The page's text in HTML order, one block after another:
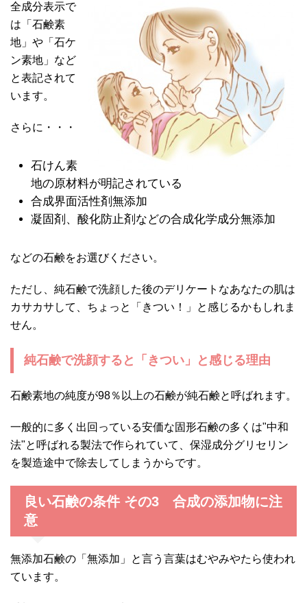
全成分表示で
は「石鹸素
地」や「石ケ
ン素地」など
と表記されて
います。
さらに・・・
石けん素
地の原材料が明記されている
合成界面活性剤無添加
凝固剤、酸化防止剤などの合成化学成分無添加
などの石鹸をお選びください。
ただし、純石鹸で洗顔した後のデリケートなあなたの肌は
カサカサして、ちょっと「きつい！」と感じるかもしれま
せん。
純石鹸で洗顔すると「きつい」と感じる理由
石鹸素地の純度が98％以上の石鹸が純石鹸と呼ばれます。
一般的に多く出回っている安価な固形石鹸の多くは"中和
法"と呼ばれる製法で作られていて、保湿成分グリセリン
を製造途中で除去してしまうからです。
良い石鹸の条件 その3 合成の添加物に注
意
無添加石鹸の「無添加」と言う言葉はむやみやたら使われ
ています。